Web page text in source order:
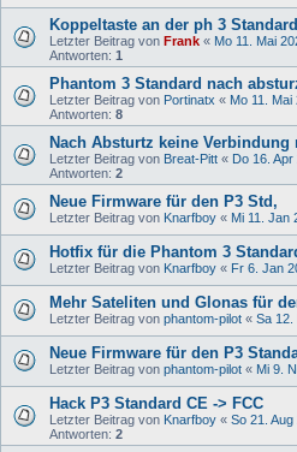
Koppeltaste an der ph 3
Letzter Beitrag von Frank « Mo 11. Mai
Antworten: 1
Phantom 3 Standard nach
Letzter Beitrag von Portinatx « Mo 11. Mai
Antworten: 8
Nach Absturtz keine Verbindung
Letzter Beitrag von Breat-Pitt « Do 16.
Antworten: 2
Neue Firmware für den P3 Std,
Letzter Beitrag von Knarfboy « Mi 11. Jan
Hotfix für die Phantom 3
Letzter Beitrag von Knarfboy « Fr 6. Jan
Mehr Sateliten und Glonas für
Letzter Beitrag von phantom-pilot « Sa 12.
Neue Firmware für den P3
Letzter Beitrag von phantom-pilot « Mi 9.
Hack P3 Standard CE -> FCC
Letzter Beitrag von Knarfboy « So 21.
Antworten: 2